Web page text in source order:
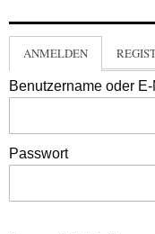
ANMELDEN
Benutzername oder
Passwort